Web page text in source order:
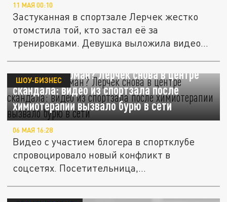
11 МАЯ 00:10
Застуканная в спортзале Лерчек жестко
отомстила той, кто застал её за
тренировками. Девушка выложила видео
Очередной обман? Лерчек снова в центре
скандала: видео из спортзала после
химиотерапии вызвало бурю в сети
ШОУ-БИЗНЕС
06 МАЯ 16:28
Видео с участием блогера в спортклубе
спровоцировало новый конфликт в
соцсетях. Посетительница,